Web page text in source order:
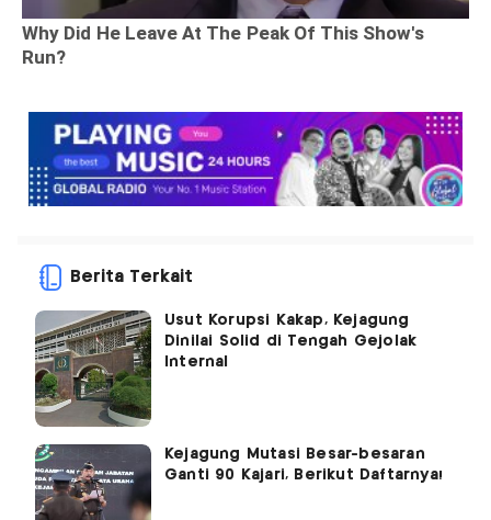
Berita Terkait
Usut Korupsi Kakap, Kejagung
Dinilai Solid di Tengah Gejolak
Internal
Kejagung Mutasi Besar-besaran
Ganti 90 Kajari, Berikut Daftarnya!